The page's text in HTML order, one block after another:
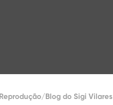
Reprodução/Blog do Sigi Vilares